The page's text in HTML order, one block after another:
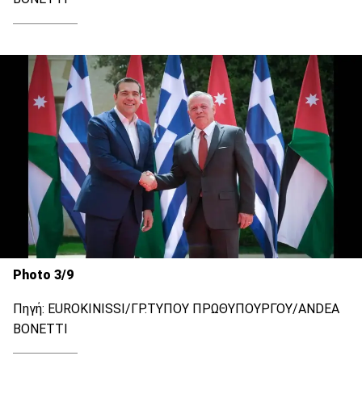
Photo 3/9
Πηγή: EUROKINISSI/ΓΡ.ΤΥΠΟΥ ΠΡΩΘΥΠΟΥΡΓΟΥ/ANDEA
BONETTΙ